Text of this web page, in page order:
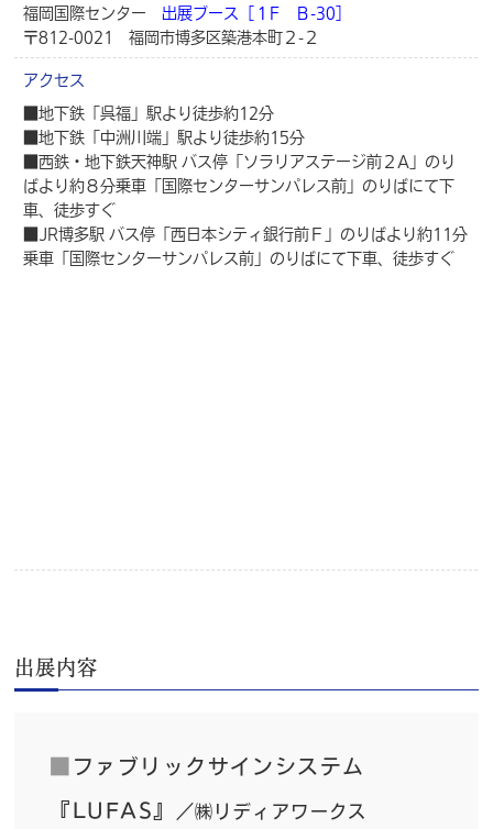
福岡国際センター 出展ブース［１F Ｂ-30］
〒812-0021 福岡市博多区築港本町２-２
アクセス
■地下鉄「呉福」駅より徒歩約12分
■地下鉄「中洲川端」駅より徒歩約15分
■西鉄・地下鉄天神駅 バス停「ソラリアステージ前２A」のり
ばより約８分乗車「国際センターサンパレス前」のりばにて下
車、徒歩すぐ
■JR博多駅 バス停「西日本シティ銀行前Ｆ」のりばより約11分
乗車「国際センターサンパレス前」のりばにて下車、徒歩すぐ
出展内容
■ ファブリックサインシステム
『LUFAS』
／㈱リディアワークス